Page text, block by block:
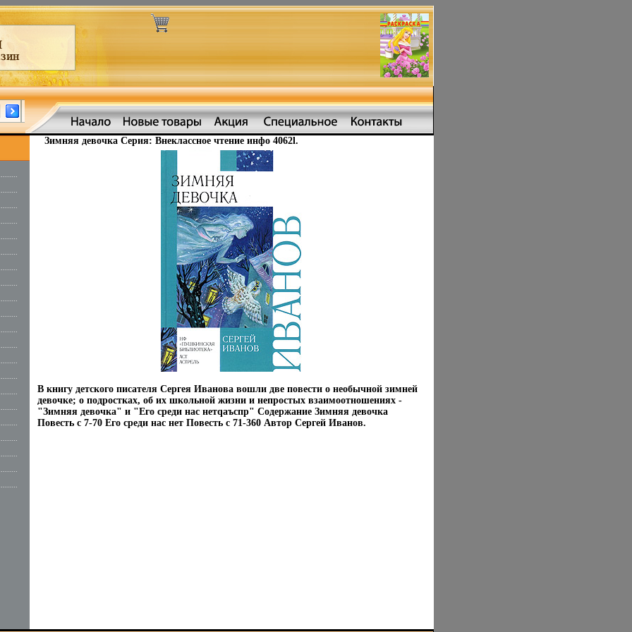
Зимняя девочка Серия: Внеклассное чтение инфо 4062l.
В книгу детского писателя Сергея Иванова вошли две повести о необычной зимней
девочке; о подростках, об их школьной жизни и непростых взаимоотношениях -
"Зимняя девочка" и "Его среди нас нетqаъспр" Содержание Зимняя девочка
Повесть c 7-70 Его среди нас нет Повесть c 71-360 Автор Сергей Иванов.